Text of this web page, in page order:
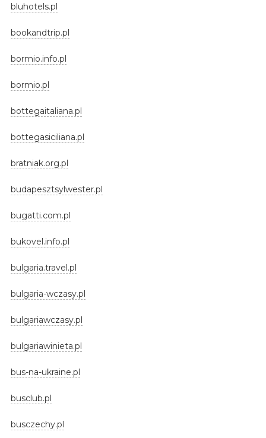
bluhotels.pl
bookandtrip.pl
bormio.info.pl
bormio.pl
bottegaitaliana.pl
bottegasiciliana.pl
bratniak.org.pl
budapesztsylwester.pl
bugatti.com.pl
bukovel.info.pl
bulgaria.travel.pl
bulgaria-wczasy.pl
bulgariawczasy.pl
bulgariawinieta.pl
bus-na-ukraine.pl
busclub.pl
busczechy.pl